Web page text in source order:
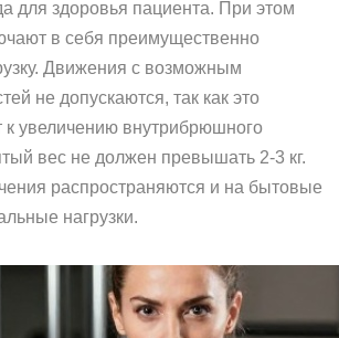
для здоровья пациента. При этом
в себя преимущественно
Движения с возможным
не допускаются, так как это
к увеличению внутрибрюшного
вес не должен превышать 2-3 кг.
распространяются и на бытовые
нагрузки.